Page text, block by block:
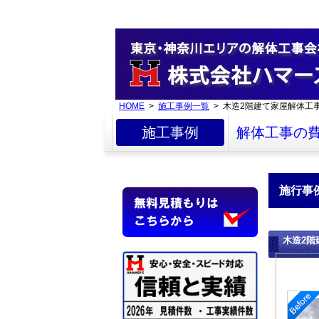
HOME > 施工事例一覧 > 木造2階建て家屋解体工
施工事例 解体工事の
施行事
木造2階